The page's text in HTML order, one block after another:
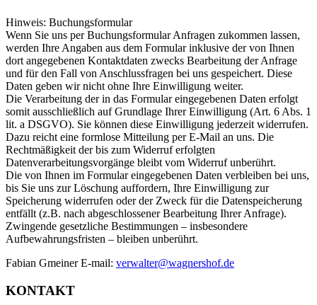
Hinweis: Buchungsformular
Wenn Sie uns per Buchungsformular Anfragen zukommen lassen,
werden Ihre Angaben aus dem Formular inklusive der von Ihnen
dort angegebenen Kontaktdaten zwecks Bearbeitung der Anfrage
und für den Fall von Anschlussfragen bei uns gespeichert. Diese
Daten geben wir nicht ohne Ihre Einwilligung weiter.
Die Verarbeitung der in das Formular eingegebenen Daten erfolgt
somit ausschließlich auf Grundlage Ihrer Einwilligung (Art. 6 Abs. 1
lit. a DSGVO). Sie können diese Einwilligung jederzeit widerrufen.
Dazu reicht eine formlose Mitteilung per E-Mail an uns. Die
Rechtmäßigkeit der bis zum Widerruf erfolgten
Datenverarbeitungsvorgänge bleibt vom Widerruf unberührt.
Die von Ihnen im Formular eingegebenen Daten verbleiben bei uns,
bis Sie uns zur Löschung auffordern, Ihre Einwilligung zur
Speicherung widerrufen oder der Zweck für die Datenspeicherung
entfällt (z.B. nach abgeschlossener Bearbeitung Ihrer Anfrage).
Zwingende gesetzliche Bestimmungen – insbesondere
Aufbewahrungsfristen – bleiben unberührt.
Fabian Gmeiner E-mail: verwalter@wagnershof.de
KONTAKT